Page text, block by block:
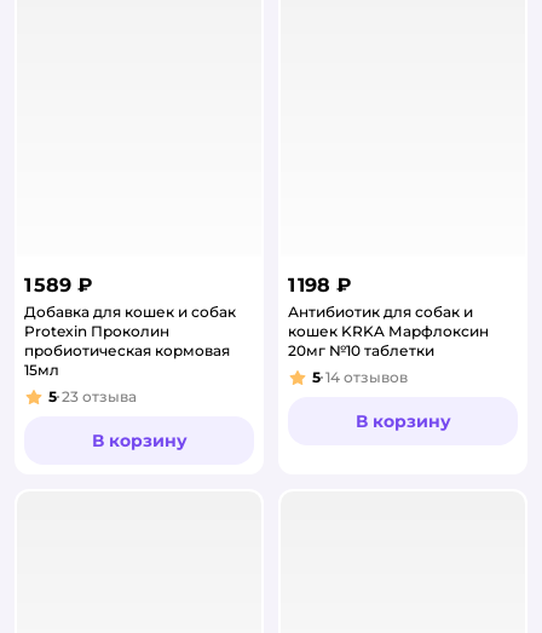
1 589 ₽
Добавка для кошек и собак
Protexin Проколин
пробиотическая кормовая
15мл
Рейтинг:
5 23 отзыва
В корзину
1 198 ₽
Антибиотик для собак и
кошек KRKA Марфлоксин
20мг №10 таблетки
Рейтинг:
5 14 отзывов
В корзину